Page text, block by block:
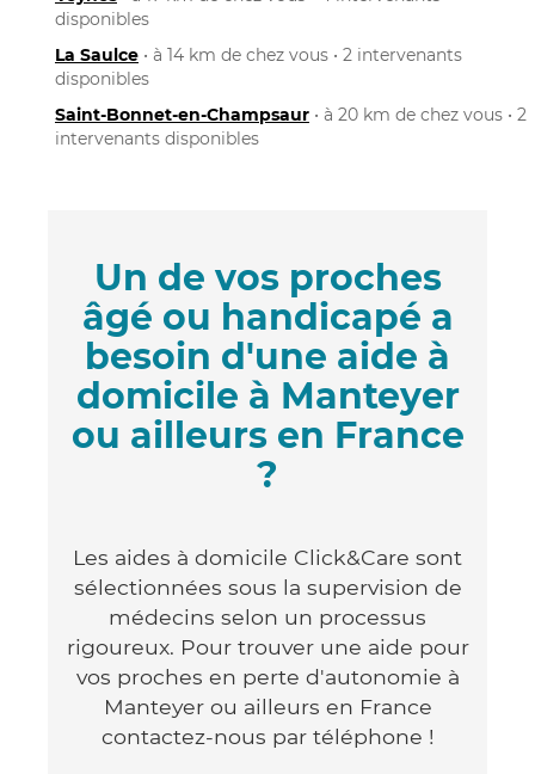
disponibles
La Saulce • à 14 km de chez vous • 2 intervenants
disponibles
Saint-Bonnet-en-Champsaur • à 20 km de chez vous • 2
intervenants disponibles
Un de vos proches
âgé ou handicapé a
besoin d'une aide à
domicile à Manteyer
ou ailleurs en France
?
Les aides à domicile Click&Care sont
sélectionnées sous la supervision de
médecins selon un processus
rigoureux. Pour trouver une aide pour
vos proches en perte d'autonomie à
Manteyer ou ailleurs en France
contactez-nous par téléphone !